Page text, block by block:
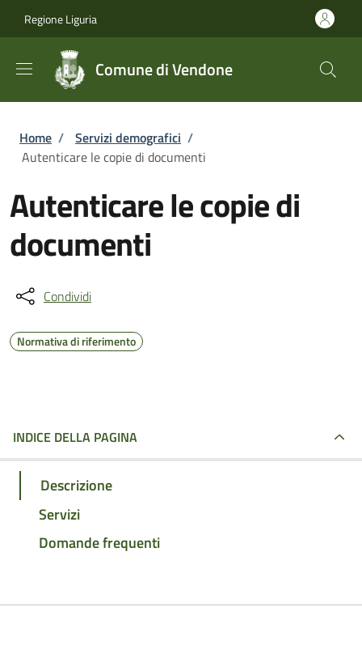
Regione Liguria
Comune di Vendone
Briciole di pane
Home / Servizi demografici /
Autenticare le copie di documenti
Autenticare le copie di
documenti
Condividi
Normativa di riferimento
INDICE DELLA PAGINA
Descrizione
Servizi
Domande frequenti